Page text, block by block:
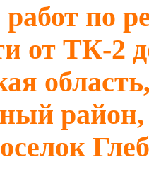
по
от ТК-2
район,